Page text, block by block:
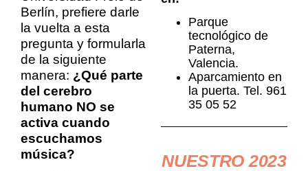
Berlín, prefiere darle
la vuelta a esta
pregunta y formularla
de la siguiente
manera: ¿Qué parte
del cerebro
humano NO se
activa cuando
escuchamos
música?
Parque
tecnológico de
Paterna,
Valencia.
Aparcamiento en
la puerta. Tel. 961
35 05 52
NUESTRO 2023